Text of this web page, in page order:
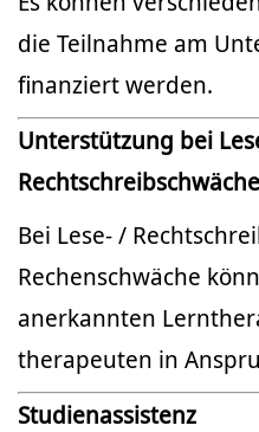
die Teilnahme am
finanziert werden.
Unterstützung bei
Bei Lese- /
Rechenschwäche
anerkannten
therapeuten in
Studienassistenz